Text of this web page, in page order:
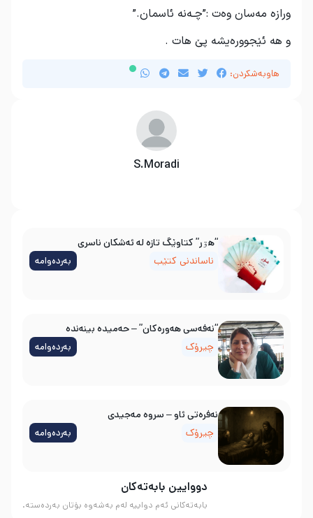
ورازە مەسان وەت :”چـەنە ئاسمان.”
و هە ئێجوورەیشە پێ هات .
هاوبەشکردن:
S.Moradi
دووایین بابەتەکان
بابەتەکانی ئەم دواییە لەم بەشەوە بۆتان بەردەستە.
“هۊر” کتاوێگ تازە لە ئەشکان ناسری
ناساندنی کتێب
بەردەوامە
“نەفەسی هەورەکان” – حەمیدە بینەندە
چیرۆک
بەردەوامە
نه‌فره‌تی ئاو – سروه‌ مه‌جیدی
چیرۆک
بەردەوامە